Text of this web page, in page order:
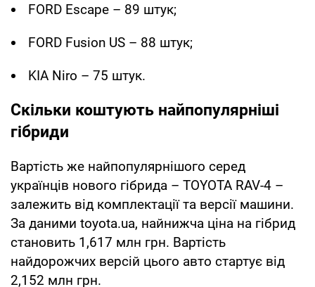
FORD Escape – 89 штук;
FORD Fusion US – 88 штук;
KIA Niro – 75 штук.
Скільки коштують найпопулярніші
гібриди
Вартість же найпопулярнішого серед
українців нового гібрида – TOYOTA RAV-4 –
залежить від комплектації та версії машини.
За даними toyota.ua, найнижча ціна на гібрид
становить 1,617 млн грн. Вартість
найдорожчих версій цього авто стартує від
2,152 млн грн.